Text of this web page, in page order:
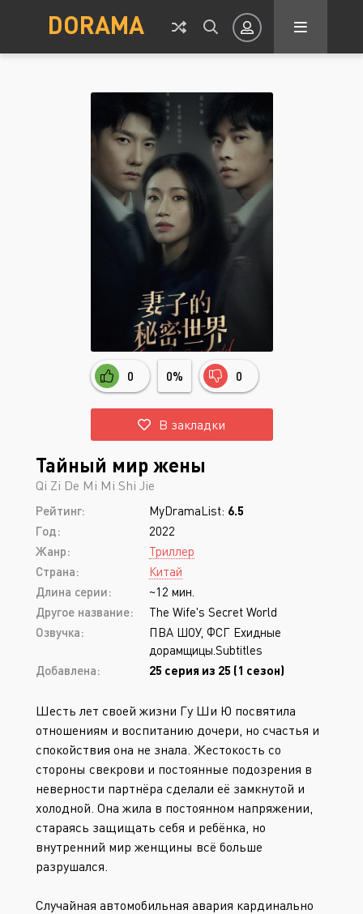
DORAMA
Авторизация
Запомнить
ВОЙТИ НА САЙТ
Восстановить пароль
Или войти через
0 0% 0
В закладки
Тайный мир жены
Qi Zi De Mi Mi Shi Jie
Рейтинг: MyDramaList: 6.5
Год:
2022
Жанр:
Триллер
Страна:
Китай
Длина серии:
~12 мин.
Другое название:
The Wife's Secret World
Озвучка:
ПВА ШОУ, ФСГ Ехидные
дорамщицы.Subtitles
Добавлена:
25 серия из 25 (1 сезон)
Шесть лет своей жизни Гу Ши Ю посвятила
отношениям и воспитанию дочери, но счастья и
спокойствия она не знала. Жестокость со
стороны свекрови и постоянные подозрения в
неверности партнёра сделали её замкнутой и
холодной. Она жила в постоянном напряжении,
стараясь защищать себя и ребёнка, но
внутренний мир женщины всё больше
разрушался.
Случайная автомобильная авария кардинально